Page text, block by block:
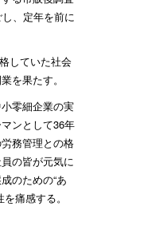
、定年を前に
していた社会
を果たす。
零細企業の実
ンとして36年
務管理との格
の皆が元気に
のための“あ
痛感する。